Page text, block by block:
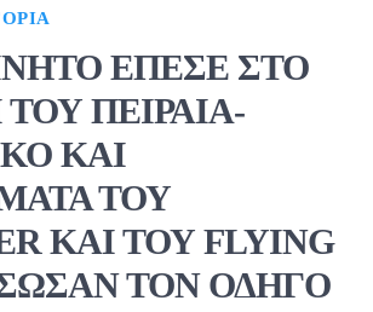
ΕΠΕΣΕ ΣΤΟ
ΠΕΙΡΑΙΑ-
ΚΑΙ
ΤΟΥ
ΚΑΙ ΤΟΥ FLYING
ΤΟΝ ΟΔΗΓΟ